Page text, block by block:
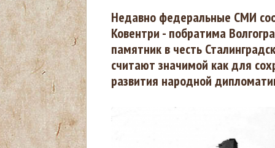
В
ы
з
е
Недавно федеральные СМИ
Ковентри - побратима
памятник в честь
считают значимой как для
развития народной